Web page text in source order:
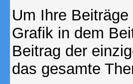
Um Ihre
Grafik in dem
Beitrag der
das gesamte